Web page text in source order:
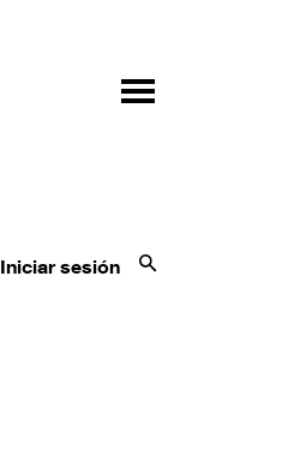
Iniciar sesión